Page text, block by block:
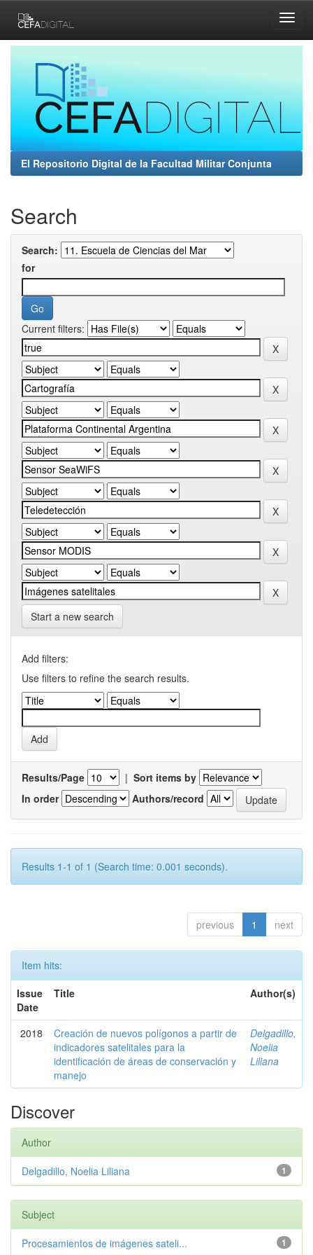
navigation
El Repositorio Digital de la Facultad Militar Conjunta
Search
Search:
for
Current filters:
Start a new search
Add filters:
Use filters to refine the search results.
Results/Page | Sort items by
In order
Authors/record
Results 1-1 of 1 (Search time: 0.001 seconds).
previous 1 next
Item hits:
Issue
Date
Title Author(s)
2018
Creación de nuevos polígonos a partir de
indicadores satelitales para la
identificación de áreas de conservación y
manejo
Delgadillo,
Noelia
Liliana
Discover
Author
1
Delgadillo, Noelia Liliana
Subject
1
Procesamientos de imágenes sateli...